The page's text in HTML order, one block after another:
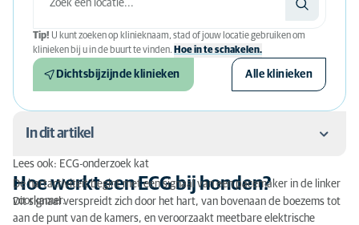
Tip! U kunt zoeken op klinieknaam, stad of jouw locatie gebruiken om
klinieken bij u in de buurt te vinden. Hoe in te schakelen.
Dichtsbijzijnde klinieken Alle klinieken
In dit artikel
Hoe werkt een ECG bij honden?
Onderzoek met een ECG bij honden
Lees ook: ECG-onderzoek kat
Hoe werkt een ECG bij honden?
De hartactiviteit begint met een signaal van een pacemaker in de linker
voorkamer.
Dit signaal verspreidt zich door het hart, van bovenaan de boezems tot
aan de punt van de kamers, en veroorzaakt meetbare elektrische